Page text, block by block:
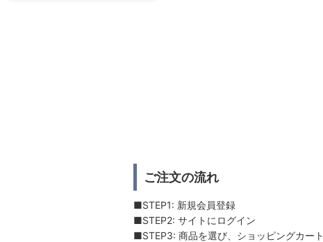
ご注文の流れ
■STEP1: 新規会員登録
■STEP2: サイトにログイン
■STEP3: 商品を選び、ショッピングカート